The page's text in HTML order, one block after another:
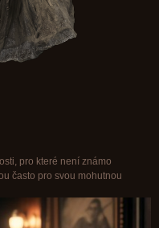
pro které není známo
často pro svou mohutnou